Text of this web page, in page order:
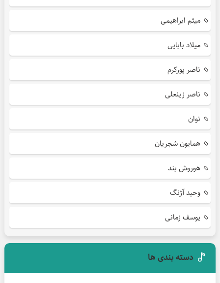
میثم ابراهیمی
میلاد بابایی
ناصر پورکرم
ناصر زینعلی
نوان
همایون شجریان
هوروش بند
وحید آژنگ
یوسف زمانی
دسته بندی ها